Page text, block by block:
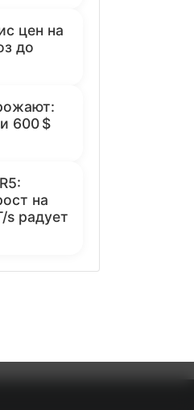
цен на
до
600 $
на
s радует